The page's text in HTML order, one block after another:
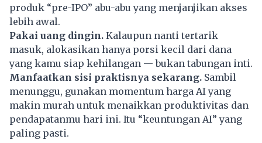
produk “pre-IPO” abu-abu yang menjanjikan akses
lebih awal.
Pakai uang dingin. Kalaupun nanti tertarik
masuk, alokasikan hanya porsi kecil dari dana
yang kamu siap kehilangan — bukan tabungan inti.
Manfaatkan sisi praktisnya sekarang. Sambil
menunggu, gunakan momentum harga AI yang
makin murah untuk menaikkan produktivitas dan
pendapatanmu hari ini. Itu “keuntungan AI” yang
paling pasti.